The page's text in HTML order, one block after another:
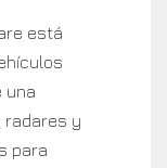
está
una
radares y
para